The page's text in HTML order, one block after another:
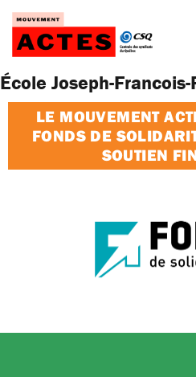
Passer
contenu
École Joseph-
LE MOUVEMENT
FONDS DE
SOUTIEN